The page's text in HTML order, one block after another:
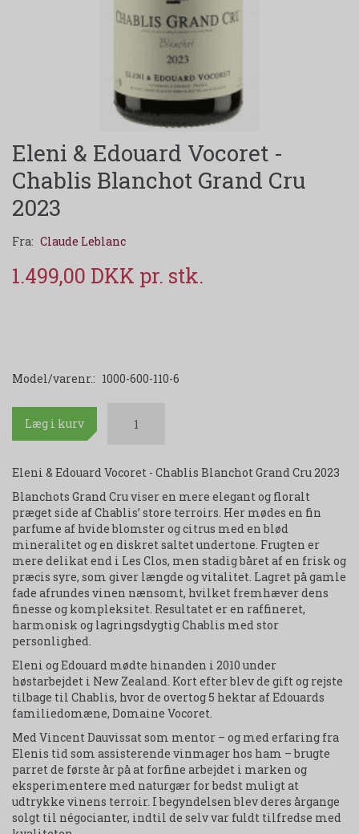
Eleni & Edouard Vocoret -
Chablis Blanchot Grand Cru
2023
Fra: Claude Leblanc
1.499,00 DKK
Model/varenr.: 1000-600-110-6
Læg i kurv
Eleni & Edouard Vocoret - Chablis Blanchot Grand Cru 2023
Blanchots Grand Cru viser en mere elegant og floralt
præget side af Chablis’ store terroirs. Her mødes en fin
parfume af hvide blomster og citrus med en blød
mineralitet og en diskret saltet undertone. Frugten er
mere delikat end i Les Clos, men stadig båret af en frisk og
præcis syre, som giver længde og vitalitet. Lagret på gamle
fade afrundes vinen nænsomt, hvilket fremhæver dens
finesse og kompleksitet. Resultatet er en raffineret,
harmonisk og lagringsdygtig Chablis med stor
personlighed.
Eleni og Edouard mødte hinanden i 2010 under
høstarbejdet i New Zealand. Kort efter blev de gift og rejste
tilbage til Chablis, hvor de overtog 5 hektar af Edouards
familiedomæne, Domaine Vocoret.
Med Vincent Dauvissat som mentor – og med erfaring fra
Elenis tid som assisterende vinmager hos ham – brugte
parret de første år på at forfine arbejdet i marken og
eksperimentere med naturgær for bedst muligt at
udtrykke vinens terroir. I begyndelsen blev deres årgange
solgt til négocianter, indtil de selv var fuldt tilfredse med